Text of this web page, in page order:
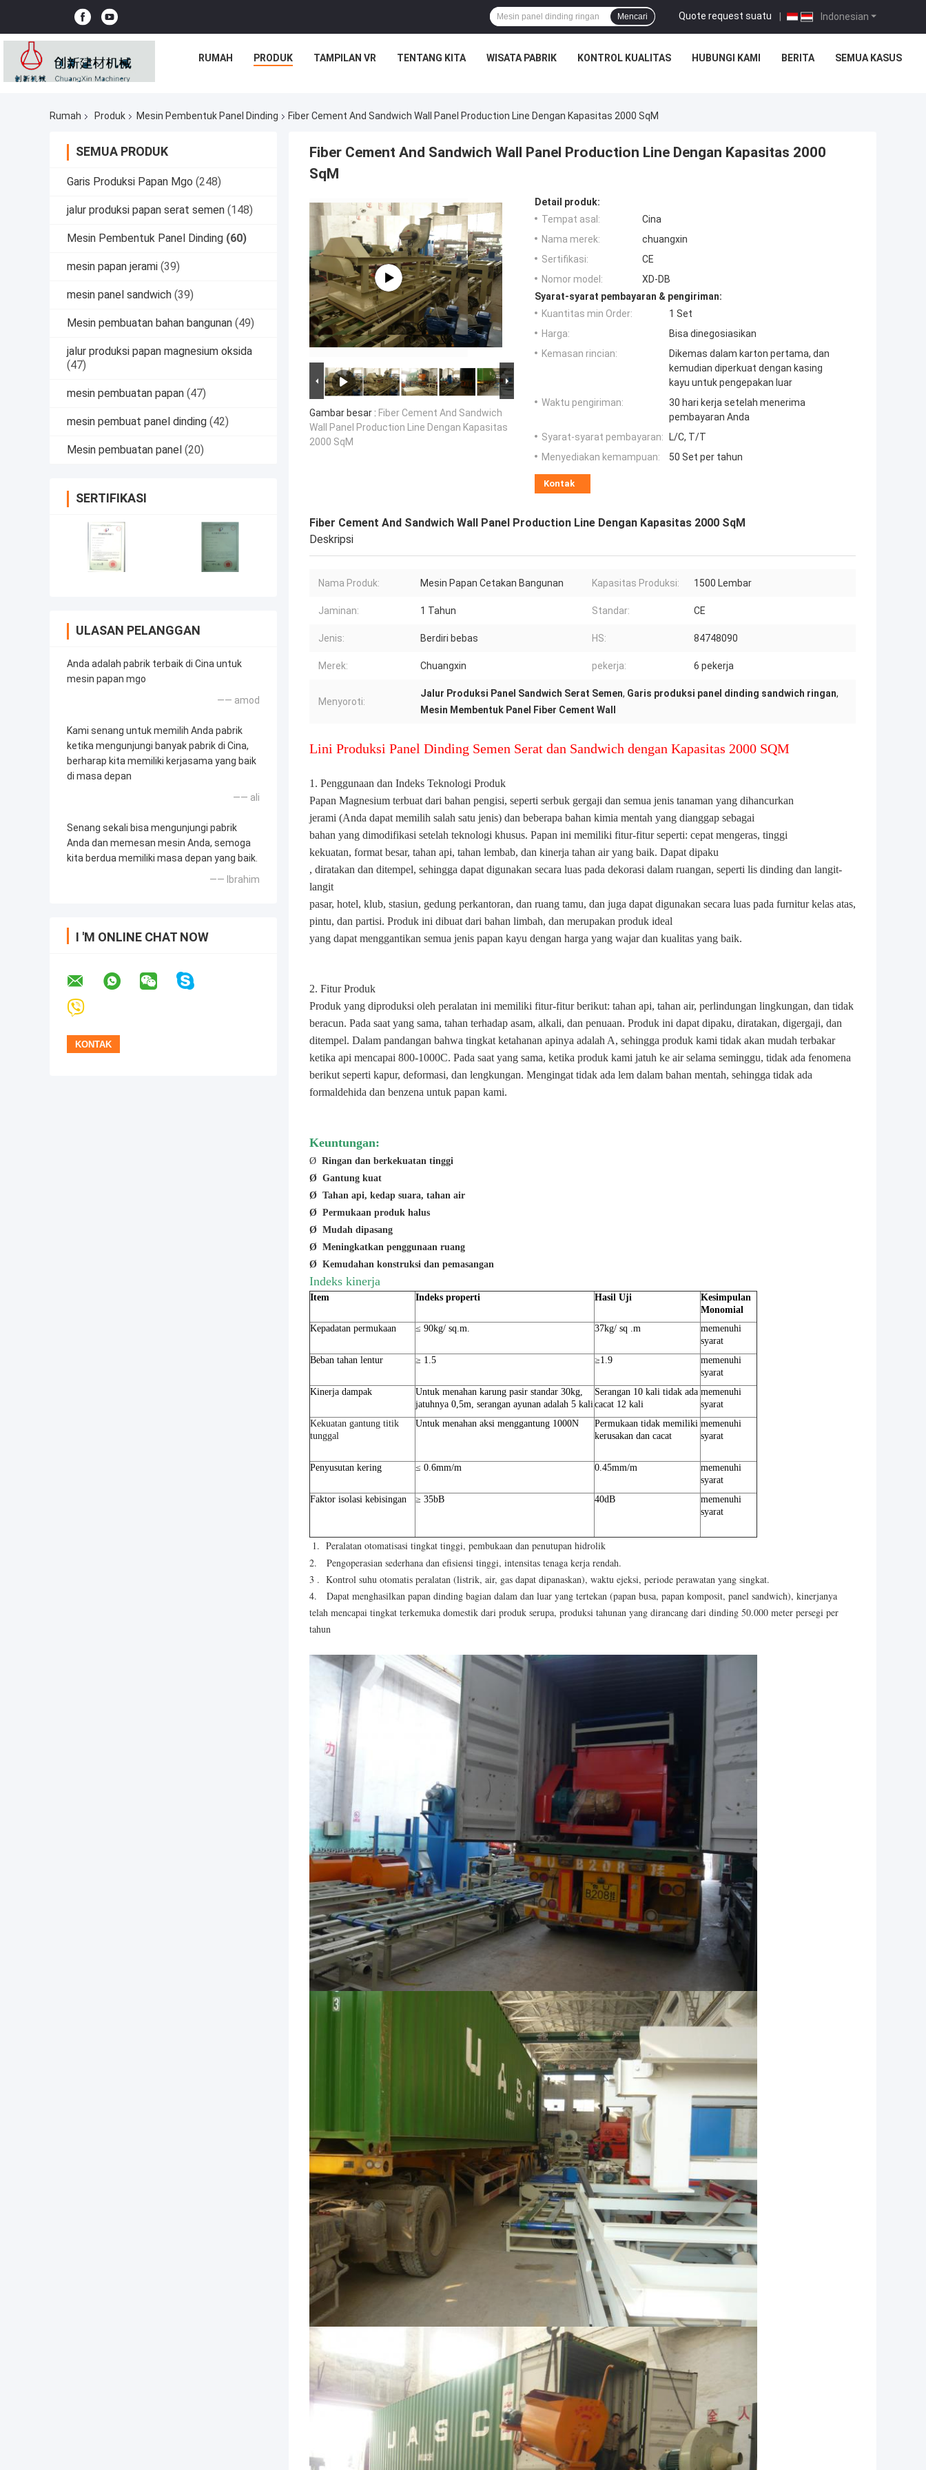
Indonesian
Quote request suatu |
Mencari
RUMAH PRODUK TAMPILAN VR TENTANG KITA WISATA PABRIK KONTROL KUALITAS HUBUNGI KAMI BERITA SEMUA KASUS
Rumah Produk Mesin Pembentuk Panel Dinding Fiber Cement And Sandwich Wall Panel Production Line Dengan Kapasitas 2000 SqM
SEMUA PRODUK
Garis Produksi Papan Mgo (248)
jalur produksi papan serat semen (148)
Mesin Pembentuk Panel Dinding (60)
mesin papan jerami (39)
mesin panel sandwich (39)
Mesin pembuatan bahan bangunan (49)
jalur produksi papan magnesium oksida
(47)
mesin pembuatan papan (47)
mesin pembuat panel dinding (42)
Mesin pembuatan panel (20)
SERTIFIKASI
ULASAN PELANGGAN
Anda adalah pabrik terbaik di Cina untuk
mesin papan mgo
—— amod
Kami senang untuk memilih Anda pabrik
ketika mengunjungi banyak pabrik di Cina,
berharap kita memiliki kerjasama yang baik
di masa depan
—— ali
Senang sekali bisa mengunjungi pabrik
Anda dan memesan mesin Anda, semoga
kita berdua memiliki masa depan yang baik.
—— Ibrahim
I 'M ONLINE CHAT NOW
Fiber Cement And Sandwich Wall Panel Production Line Dengan Kapasitas 2000
SqM
Gambar besar : Fiber Cement And Sandwich
Wall Panel Production Line Dengan Kapasitas
2000 SqM
Detail produk:
Tempat asal:
Cina
Nama merek:
chuangxin
Sertifikasi:
CE
Nomor model:
XD-DB
Syarat-syarat pembayaran & pengiriman:
Kuantitas min Order:
1 Set
Harga:
Bisa dinegosiasikan
Kemasan rincian:
Dikemas dalam karton pertama, dan
kemudian diperkuat dengan kasing
kayu untuk pengepakan luar
Waktu pengiriman:
30 hari kerja setelah menerima
pembayaran Anda
Syarat-syarat pembayaran:
L/C, T/T
Menyediakan kemampuan:
50 Set per tahun
Kontak
Fiber Cement And Sandwich Wall Panel Production Line Dengan Kapasitas 2000 SqM
Deskripsi
Nama Produk: Mesin Papan Cetakan Bangunan Kapasitas Produksi: 1500 Lembar
Jaminan: 1 Tahun Standar: CE
Jenis: Berdiri bebas HS: 84748090
Merek: Chuangxin pekerja: 6 pekerja
Menyoroti:
Jalur Produksi Panel Sandwich Serat Semen, Garis produksi panel dinding sandwich ringan,
Mesin Membentuk Panel Fiber Cement Wall
Lini Produksi Panel Dinding Semen Serat dan Sandwich dengan Kapasitas 2000 SQM
1. Penggunaan dan Indeks Teknologi Produk
Papan Magnesium terbuat dari bahan pengisi, seperti serbuk gergaji dan semua jenis tanaman yang dihancurkan
jerami (Anda dapat memilih salah satu jenis) dan beberapa bahan kimia mentah yang dianggap sebagai
bahan yang dimodifikasi setelah teknologi khusus. Papan ini memiliki fitur-fitur seperti: cepat mengeras, tinggi
kekuatan, format besar, tahan api, tahan lembab, dan kinerja tahan air yang baik. Dapat dipaku
, diratakan dan ditempel, sehingga dapat digunakan secara luas pada dekorasi dalam ruangan, seperti lis dinding dan langit-
langit
pasar, hotel, klub, stasiun, gedung perkantoran, dan ruang tamu, dan juga dapat digunakan secara luas pada furnitur kelas atas,
pintu, dan partisi. Produk ini dibuat dari bahan limbah, dan merupakan produk ideal
yang dapat menggantikan semua jenis papan kayu dengan harga yang wajar dan kualitas yang baik.
2. Fitur Produk
Produk yang diproduksi oleh peralatan ini memiliki fitur-fitur berikut: tahan api, tahan air, perlindungan lingkungan, dan tidak
beracun. Pada saat yang sama, tahan terhadap asam, alkali, dan penuaan. Produk ini dapat dipaku, diratakan, digergaji, dan
ditempel. Dalam pandangan bahwa tingkat ketahanan apinya adalah A, sehingga produk kami tidak akan mudah terbakar
ketika api mencapai 800-1000C. Pada saat yang sama, ketika produk kami jatuh ke air selama seminggu, tidak ada fenomena
berikut seperti kapur, deformasi, dan lengkungan. Mengingat tidak ada lem dalam bahan mentah, sehingga tidak ada
formaldehida dan benzena untuk papan kami.
Keuntungan:
Ø Ringan dan berkekuatan tinggi
Ø Gantung kuat
Ø Tahan api, kedap suara, tahan air
Ø Permukaan produk halus
Ø Mudah dipasang
Ø Meningkatkan penggunaan ruang
Ø Kemudahan konstruksi dan pemasangan
Indeks kinerja
Item Indeks properti Hasil Uji
Kesimpulan
Monomial
Kepadatan permukaan
≤ 90kg/ sq.m. 37kg/ sq .m
memenuhi
syarat
Beban tahan lentur
≥ 1.5 ≥1.9
memenuhi
syarat
Kinerja dampak
Untuk menahan karung pasir standar 30kg,
jatuhnya 0,5m, serangan ayunan adalah 5 kali
Serangan 10 kali tidak ada
cacat 12 kali
memenuhi
syarat
Kekuatan gantung titik
tunggal
Untuk menahan aksi menggantung 1000N
Permukaan tidak memiliki
kerusakan dan cacat
memenuhi
syarat
Penyusutan kering ≤ 0.6mm/m 0.45mm/m
memenuhi
syarat
Faktor isolasi kebisingan
≥ 35bB 40dB
memenuhi
syarat
1. Peralatan otomatisasi tingkat tinggi, pembukaan dan penutupan hidrolik
2. Pengoperasian sederhana dan efisiensi tinggi, intensitas tenaga kerja rendah.
3 . Kontrol suhu otomatis peralatan (listrik, air, gas dapat dipanaskan), waktu ejeksi, periode perawatan yang singkat.
4. Dapat menghasilkan papan dinding bagian dalam dan luar yang tertekan (papan busa, papan komposit, panel sandwich), kinerjanya
telah mencapai tingkat terkemuka domestik dari produk serupa, produksi tahunan yang dirancang dari dinding 50.000 meter persegi per
tahun